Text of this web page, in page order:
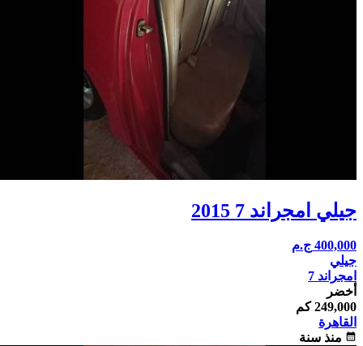
جيلي امجراند 7 2015
400,000 ج.م
جيلي
امجراند 7
أخضر
249,000 كم
القاهرة
calendar_month منذ سنة